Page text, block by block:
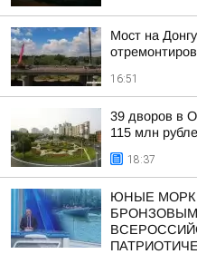
Мост на
16:51
39 дворов в
115 млн
18:37
ЮНЫЕ